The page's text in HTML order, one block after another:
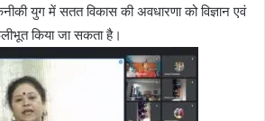
युग में सतत विकास की अवधारणा को विज्ञान एवं
किया जा सकता है।